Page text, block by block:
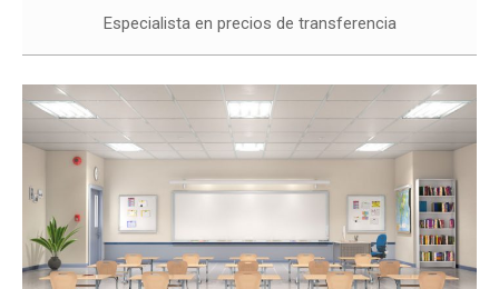
Especialista en precios de transferencia